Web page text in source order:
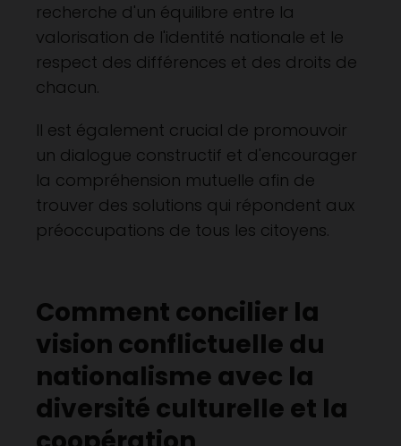
recherche d'un équilibre entre la
valorisation de l'identité nationale et le
respect des différences et des droits de
chacun.
Il est également crucial de promouvoir
un dialogue constructif et d'encourager
la compréhension mutuelle afin de
trouver des solutions qui répondent aux
préoccupations de tous les citoyens.
Comment concilier la
vision conflictuelle du
nationalisme avec la
diversité culturelle et la